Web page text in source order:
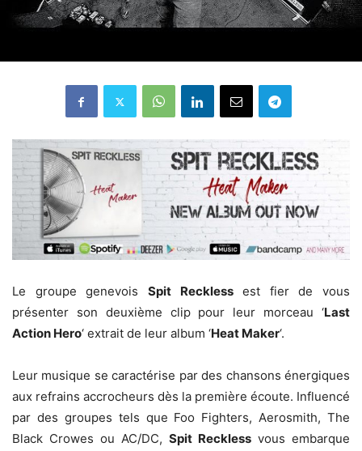
Le groupe genevois Spit Recklessest fier de vous
présenter son deuxième clip pour leur morceau ‘Last
Action Hero‘ extrait de leur album ‘Heat Maker‘.
Leur musique se caractérise par des chansons énergiques
aux refrains accrocheurs dès la première écoute. Influencé
par des groupes tels que Foo Fighters, Aerosmith, The
Black Crowes ou AC/DC, Spit Reckless vous embarque